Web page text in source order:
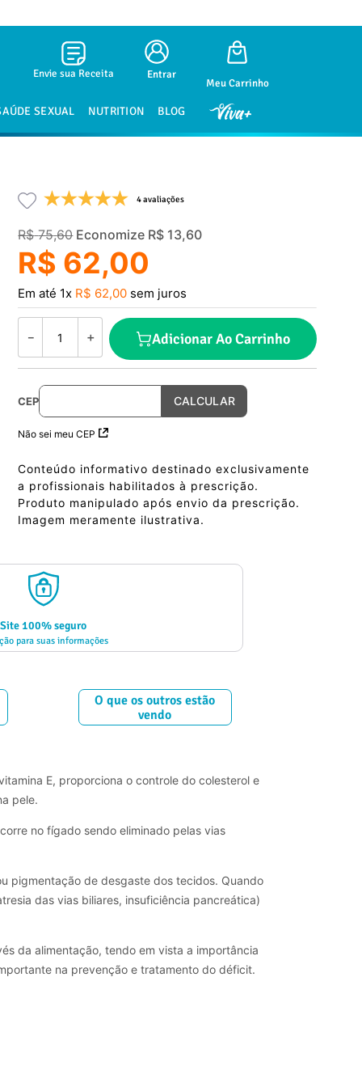
Envie sua Receita Entrar
SEXUAL NUTRITION BLOG
4 avaliações
R$ 75,60 Economize R$ 13,60
R$ 62,00
Em até 1x R$ 62,00 sem juros
＋
－ Adicionar Ao Carrinho
CEP
Não sei meu CEP
Conteúdo informativo destinado exclusivamente
a profissionais habilitados à prescrição.
Produto manipulado após envio da prescrição.
Imagem meramente ilustrativa.
Site 100% seguro
para suas informações
O que os outros estão
vendo
E, proporciona o controle do colesterol e
pele.
no fígado sendo eliminado pelas vias
pigmentação de desgaste dos tecidos. Quando
das vias biliares, insuficiência pancreática)
da alimentação, tendo em vista a importância
na prevenção e tratamento do déficit.